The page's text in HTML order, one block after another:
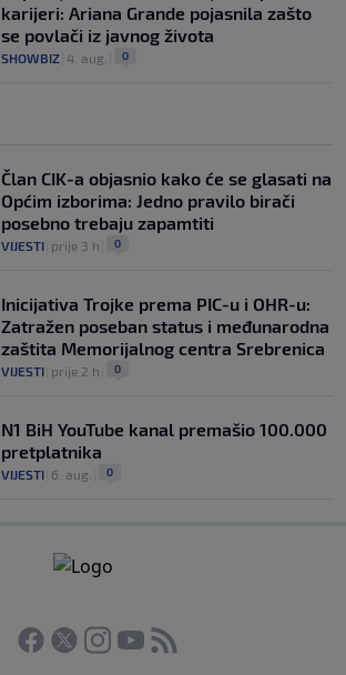
karijeri: Ariana Grande pojasnila zašto
se povlači iz javnog života
SHOWBIZ 4. aug. 0
Član CIK-a objasnio kako će se glasati na
Općim izborima: Jedno pravilo birači
posebno trebaju zapamtiti
VIJESTI prije 3 h 0
Inicijativa Trojke prema PIC-u i OHR-u:
Zatražen poseban status i međunarodna
zaštita Memorijalnog centra Srebrenica
VIJESTI prije 2 h 0
N1 BiH YouTube kanal premašio 100.000
pretplatnika
VIJESTI 6. aug. 0